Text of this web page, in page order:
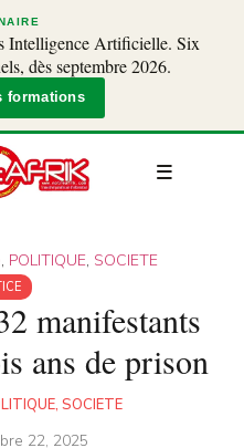
Artificielle. Six
dès septembre 2026.
formations
, POLITIQUE, SOCIETE
manifestants
ans de prison
, SOCIETE
22, 2025